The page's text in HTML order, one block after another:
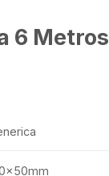
6 Metros